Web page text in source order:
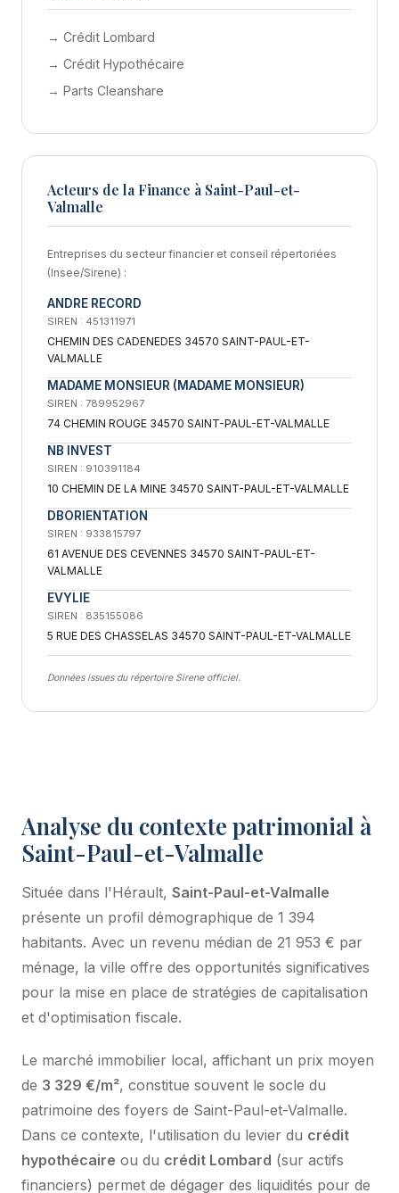
Analyse du contexte patrimonial à
Saint-Paul-et-Valmalle
Située dans l'Hérault, Saint-Paul-et-Valmalle
présente un profil démographique de 1 394
habitants. Avec un revenu médian de 21 953 € par
ménage, la ville offre des opportunités significatives
pour la mise en place de stratégies de capitalisation
et d'optimisation fiscale.
Le marché immobilier local, affichant un prix moyen
de 3 329 €/m², constitue souvent le socle du
patrimoine des foyers de Saint-Paul-et-Valmalle.
Dans ce contexte, l'utilisation du levier du crédit
hypothécaire ou du crédit Lombard (sur actifs
financiers) permet de dégager des liquidités pour de
→ Crédit Lombard
→ Crédit Hypothécaire
→ Parts Cleanshare
Acteurs de la Finance à Saint-Paul-et-
Valmalle
Entreprises du secteur financier et conseil répertoriées
(Insee/Sirene) :
ANDRE RECORD
SIREN : 451311971
CHEMIN DES CADENEDES 34570 SAINT-PAUL-ET-
VALMALLE
MADAME MONSIEUR (MADAME MONSIEUR)
SIREN : 789952967
74 CHEMIN ROUGE 34570 SAINT-PAUL-ET-VALMALLE
NB INVEST
SIREN : 910391184
10 CHEMIN DE LA MINE 34570 SAINT-PAUL-ET-VALMALLE
DBORIENTATION
SIREN : 933815797
61 AVENUE DES CEVENNES 34570 SAINT-PAUL-ET-
VALMALLE
EVYLIE
SIREN : 835155086
5 RUE DES CHASSELAS 34570 SAINT-PAUL-ET-VALMALLE
Données issues du répertoire Sirene officiel.